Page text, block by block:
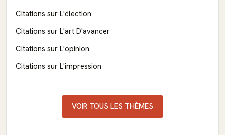
Citations sur L'élection
Citations sur L'art D'avancer
Citations sur L'opinion
Citations sur L'impression
VOIR TOUS LES THÈMES